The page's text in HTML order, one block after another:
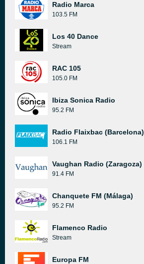
Radio Marca
103.5 FM
Los 40 Dance
Stream
RAC 105
105.0 FM
Ibiza Sonica Radio
95.2 FM
Radio Flaixbac (Barcelona)
106.1 FM
Vaughan Radio (Zaragoza)
91.4 FM
Chanquete FM (Málaga)
95.2 FM
Flamenco Radio
Stream
Europa FM